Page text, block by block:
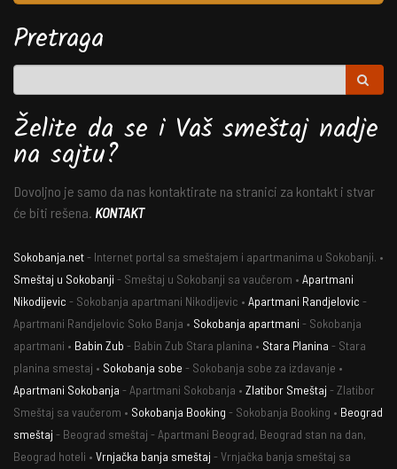
Pretraga
Želite da se i Vaš smeštaj nadje
na sajtu?
Dovoljno je samo da nas kontaktirate na stranici za kontakt i stvar
će biti rešena. KONTAKT
Sokobanja.net- Internet portal sa smeštajem i apartmanima u Sokobanji. •
Smeštaj u Sokobanji - Smeštaj u Sokobanji sa vaučerom • Apartmani
Nikodijevic - Sokobanja apartmani Nikodijevic • Apartmani Randjelovic -
Apartmani Randjelovic Soko Banja • Sokobanja apartmani - Sokobanja
apartmani • Babin Zub - Babin Zub Stara planina • Stara Planina - Stara
planina smestaj • Sokobanja sobe - Sokobanja sobe za izdavanje •
Apartmani Sokobanja - Apartmani Sokobanja • Zlatibor Smeštaj - Zlatibor
Smeštaj sa vaučerom • Sokobanja Booking - Sokobanja Booking • Beograd
smeštaj - Beograd smeštaj - Apartmani Beograd, Beograd stan na dan,
Beograd hoteli • Vrnjačka banja smeštaj - Vrnjačka banja smeštaj sa